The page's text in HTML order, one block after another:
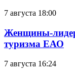
7 августа 18:00
Женщины-
туризма ЕАО
7 августа 16:24